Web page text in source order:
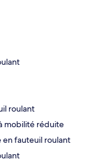
roulant
mobilité réduite
en fauteuil roulant